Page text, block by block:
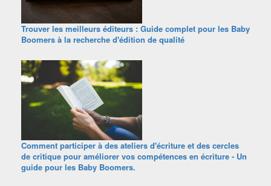
Trouver les meilleurs éditeurs : Guide complet pour les Baby
Boomers à la recherche d'édition de qualité
Comment participer à des ateliers d'écriture et des cercles
de critique pour améliorer vos compétences en écriture - Un
guide pour les Baby Boomers.